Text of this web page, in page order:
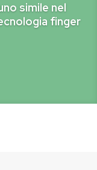
simile nel
finger